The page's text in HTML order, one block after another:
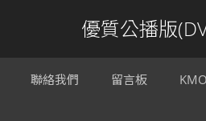
優質公播版
聯絡我們 留言板